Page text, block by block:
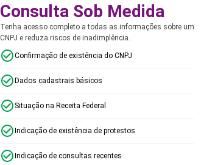
Consulta Sob Medida
Tenha acesso completo a todas as informações sobre um
CNPJ e reduza riscos de inadimplência.
Confirmação de existência do CNPJ
Dados cadastrais básicos
Situação na Receita Federal
Indicação de existência de protestos
Indicação de consultas recentes